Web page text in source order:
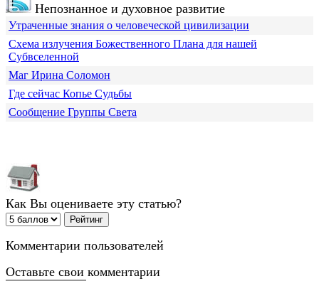
Непознанное и духовное развитие
Утраченные знания о человеческой цивилизации
Схема излучения Божественного Плана для нашей
Субвселенной
Маг Ирина Соломон
Где сейчас Копье Судьбы
Сообщение Группы Света
Как Вы оцениваете эту статью?
Комментарии пользователей
Оставьте свои комментарии